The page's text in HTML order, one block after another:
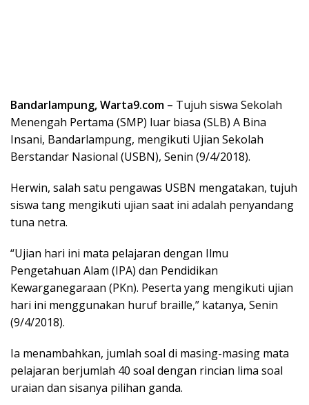
Bandarlampung, Warta9.com – Tujuh siswa Sekolah
Menengah Pertama (SMP) luar biasa (SLB) A Bina
Insani, Bandarlampung, mengikuti Ujian Sekolah
Berstandar Nasional (USBN), Senin (9/4/2018).
Herwin, salah satu pengawas USBN mengatakan, tujuh
siswa tang mengikuti ujian saat ini adalah penyandang
tuna netra.
“Ujian hari ini mata pelajaran dengan Ilmu
Pengetahuan Alam (IPA) dan Pendidikan
Kewarganegaraan (PKn). Peserta yang mengikuti ujian
hari ini menggunakan huruf braille,” katanya, Senin
(9/4/2018).
Ia menambahkan, jumlah soal di masing-masing mata
pelajaran berjumlah 40 soal dengan rincian lima soal
uraian dan sisanya pilihan ganda.